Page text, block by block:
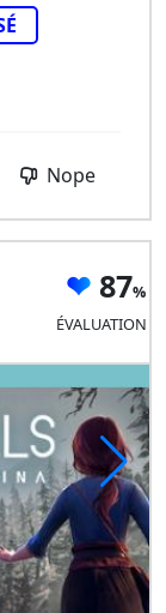
Nope
87
ÉVALUATION